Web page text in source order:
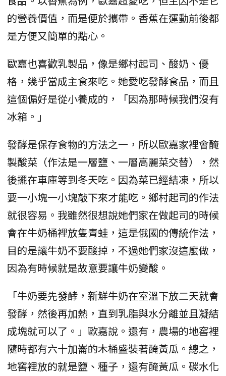
的營養價值，而是便於攜帶。香蕉在運動前後都
是方便又簡單的點心。
歐嘉也喜歡乳製品，像是鄉村起司、酸奶、優
格，幾乎當成主食來吃。她愛吃發酵食品，而且
這個偏好是從小養成的，「因為那時候我們沒有
冰箱。」
發酵是保存食物的方法之一，所以歐嘉家裡會醃
製酸菜（作法是一層鹽、一層高麗菜交替），然
後擺在車庫等到冬天吃。因為菜已經結凍，所以
要一小塊一小塊敲下來才能吃。鄉村起司的作法
就很容易。我雖然很想說她們家在做起司的時候
會在牛奶桶裡放隻青蛙，這是俄國的傳統作法，
目的是讓牛奶不要酸掉，不過她們家沒這麼做，
因為有時候就是故意要讓牛奶變酸。
「牛奶要先發酵，新鮮牛奶在室溫下放二天就會
發酵，然後再加熱，直到乳脂與水分離並且凝結
成塊就可以了。」歐嘉說。還有，農場的地窖裡
隨時都有六十加崙的木桶盛裝著醃黃瓜。總之，
地窖裡放的就是鹽、種子，還有醃黃瓜。碳水化